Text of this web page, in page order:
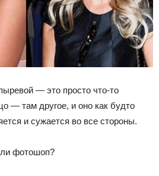
— это просто что-то
— там другое, и оно как будто
и сужается во все стороны.
фотошоп?